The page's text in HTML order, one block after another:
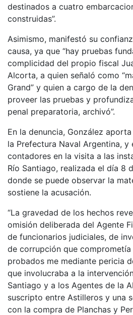
destinados a cuatro
construidas”.
Asimismo, manifestó su
causa, ya que “hay pruebas
complicidad del propio fiscal
Alcorta, a quien señaló como
Grand” y quien a cargo de la
proveer las pruebas y
penal preparatoria, archivó”.
En la denuncia, González
la Prefectura Naval Argentina, y
contadores en la visita a las
Río Santiago, realizada el día 8
donde se puede observar la
sostiene la acusación.
“La gravedad de los hechos
omisión deliberada del Agente
de funcionarios judiciales, de
de corrupción que comprometía
probados me mediante pericia
que involucraba a la
Santiago y a los Agentes de la
suscripto entre Astilleros y una
con la compra de Planchas y